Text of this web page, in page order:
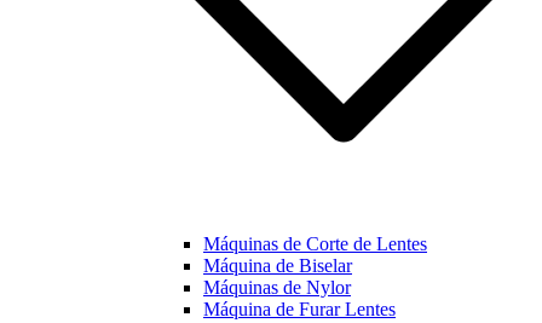
Máquinas de Corte de Lentes
Máquina de Biselar
Máquinas de Nylor
Máquina de Furar Lentes